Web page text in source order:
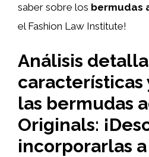
saber sobre los bermudas
el Fashion Law Institute!
Análisis
características
las bermudas
Originals:
incorporarlas